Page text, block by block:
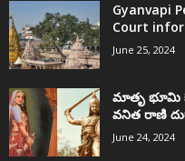
Gyanvapi
Court
June 25, 2024
మాతృ భూమి
వనిత రాణి
June 24, 2024